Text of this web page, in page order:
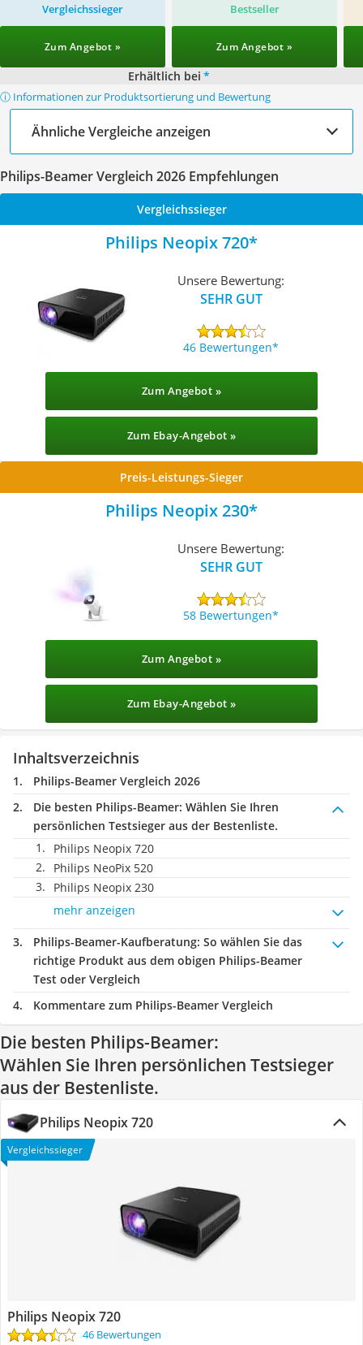
Vergleichssieger
Zum Angebot »
Bestseller
Zum Angebot »
Erhältlich bei *
ⓘ Informationen zur Produktsortierung und Bewertung
Ähnliche Vergleiche anzeigen
Philips-Beamer Vergleich 2026 Empfehlungen
Vergleichssieger
Philips Neopix 720
Unsere Bewertung:
SEHR GUT
46 Bewertungen
Zum Angebot »
Zum Ebay-Angebot »
Preis-Leistungs-Sieger
Philips Neopix 230
Unsere Bewertung:
SEHR GUT
58 Bewertungen
Zum Angebot »
Zum Ebay-Angebot »
Inhaltsverzeichnis
Philips-Beamer Vergleich 2026
Die besten Philips-Beamer: Wählen Sie Ihren
persönlichen Testsieger aus der Bestenliste.
Philips Neopix 720
Philips NeoPix 520
Philips Neopix 230
mehr anzeigen
Philips-Beamer-Kaufberatung: So wählen Sie das
richtige Produkt aus dem obigen Philips-Beamer
Test oder Vergleich
Kommentare zum Philips-Beamer Vergleich
Die besten Philips-Beamer:
Wählen Sie Ihren persönlichen Testsieger
aus der Bestenliste.
Philips Neopix 720
Vergleichssieger
Philips Neopix 720
46 Bewertungen